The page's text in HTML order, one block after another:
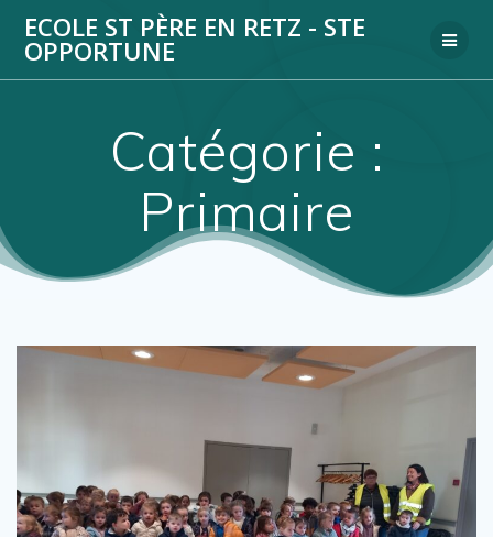
au
ECOLE ST PÈRE EN RETZ - STE
OPPORTUNE
Catégorie :
Primaire